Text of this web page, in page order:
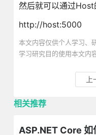
然后就可以通过Host
http://host:5000
本文内容仅供个人学习、
学习研究目的使用本文内
相关推荐
ASP.NET Core